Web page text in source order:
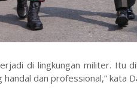
di lingkungan militer. Itu
dan professional,” kata